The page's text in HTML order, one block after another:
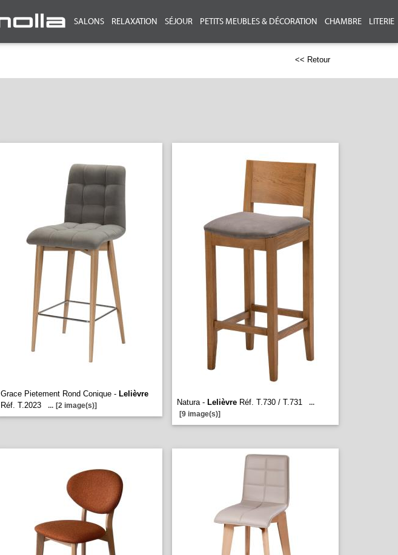
SALONS RELAXATION SÉJOUR PETITS MEUBLES & DÉCORATION CHAMBRE LITERIE
<< Retour
Grace Pietement Rond Conique - Lelièvre
Réf. T.2023
... [2 image(s)] Natura - Lelièvre Réf. T.730 / T.731
...
[9 image(s)]